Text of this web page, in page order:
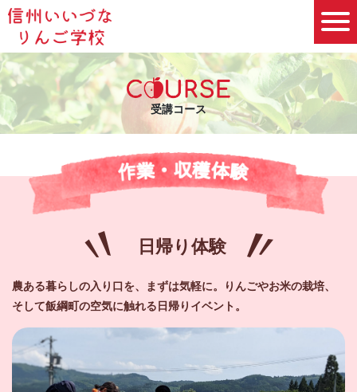
受講コース
日帰り体験
農ある暮らしの入り口を、まずは気軽に。
りんごやお米の栽培、
そして飯綱町の空気に触れる日帰りイベント。